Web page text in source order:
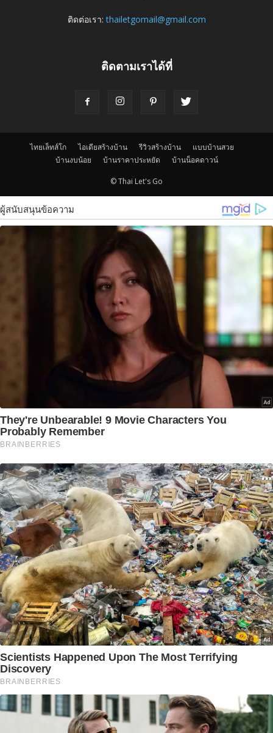
ติดต่อเรา:thailetgomail@gmail.com
ติดตามเราได้ที่
ไทยเล็ทส์โก ไอเดียสร้างบ้าน รีวิวสร้างบ้าน
แบบบ้านสวย
บ้านงบน้อย
บ้านราคาประหยัด บ้านน็อคดาวน์
© Thai Let's Go